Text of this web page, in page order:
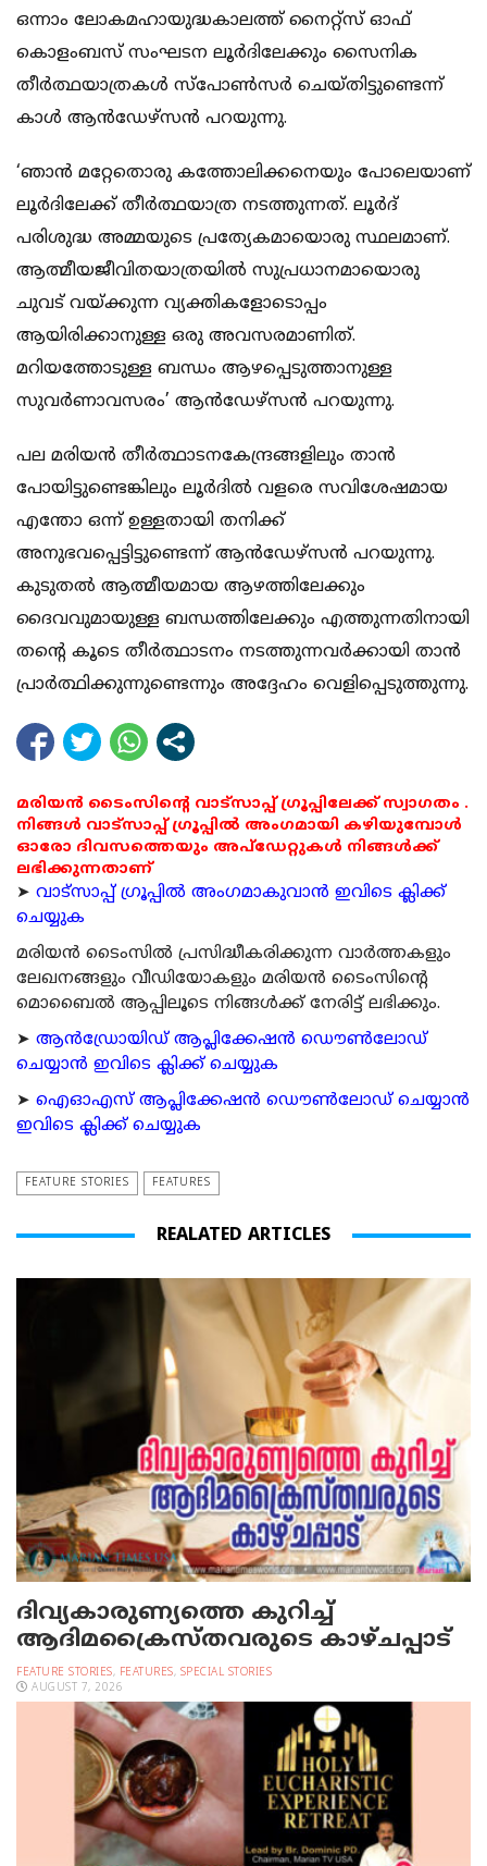
ഒന്നാം ലോകമഹായുദ്ധകാലത്ത് നൈറ്റ്‌സ് ഓഫ്
കൊളംബസ് സംഘടന ലൂര്‍ദിലേക്കും സൈനിക
തീര്‍ത്ഥയാത്രകള്‍ സ്‌പോണ്‍സര്‍ ചെയ്തിട്ടുണ്ടെന്ന്
കാള്‍ ആന്‍ഡേഴ്‌സന്‍ പറയുന്നു.
‘ഞാന്‍ മറ്റേതൊരു കത്തോലിക്കനെയും പോലെയാണ്
ലൂര്‍ദിലേക്ക് തീര്‍ത്ഥയാത്ര നടത്തുന്നത്. ലൂര്‍ദ്
പരിശുദ്ധ അമ്മയുടെ പ്രത്യേകമായൊരു സ്ഥലമാണ്.
ആത്മീയജീവിതയാത്രയില്‍ സുപ്രധാനമായൊരു
ചുവട് വയ്ക്കുന്ന വ്യക്തികളോടൊപ്പം
ആയിരിക്കാനുള്ള ഒരു അവസരമാണിത്.
മറിയത്തോടുള്ള ബന്ധം ആഴപ്പെടുത്താനുള്ള
സുവര്‍ണാവസരം’ ആന്‍ഡേഴ്‌സന്‍ പറയുന്നു.
പല മരിയന്‍ തീര്‍ത്ഥാടനകേന്ദ്രങ്ങളിലും താന്‍
പോയിട്ടുണ്ടെങ്കിലും ലൂര്‍ദില്‍ വളരെ സവിശേഷമായ
എന്തോ ഒന്ന് ഉള്ളതായി തനിക്ക്
അനുഭവപ്പെട്ടിട്ടുണ്ടെന്ന് ആന്‍ഡേഴ്‌സന്‍ പറയുന്നു.
കുടുതല്‍ ആത്മീയമായ ആഴത്തിലേക്കും
ദൈവവുമായുള്ള ബന്ധത്തിലേക്കും എത്തുന്നതിനായി
തന്റെ കൂടെ തീര്‍ത്ഥാടനം നടത്തുന്നവര്‍ക്കായി താന്‍
പ്രാര്‍ത്ഥിക്കുന്നുണ്ടെന്നും അദ്ദേഹം വെളിപ്പെടുത്തുന്നു.
മരിയൻ ടൈംസിന്റെ വാട്സാപ്പ് ഗ്രൂപ്പിലേക്ക് സ്വാഗതം .
നിങ്ങൾ വാട്സാപ്പ് ഗ്രൂപ്പിൽ അംഗമായി കഴിയുമ്പോൾ
ഓരോ ദിവസത്തെയും അപ്ഡേറ്റുകൾ നിങ്ങൾക്ക്
ലഭിക്കുന്നതാണ്
➤ വാട്സാപ്പ് ഗ്രൂപ്പിൽ അംഗമാകുവാൻ ഇവിടെ ക്ലിക്ക്
ചെയ്യുക
മരിയന്‍ ടൈംസില്‍ പ്രസിദ്ധീകരിക്കുന്ന വാര്‍ത്തകളും
ലേഖനങ്ങളും വീഡിയോകളും മരിയന്‍ ടൈംസിന്റെ
മൊബൈല്‍ ആപ്പിലൂടെ നിങ്ങള്‍ക്ക് നേരിട്ട് ലഭിക്കും.
➤ ആന്‍ഡ്രോയിഡ് ആപ്ലിക്കേഷന്‍ ഡൌണ്‍ലോഡ്
ചെയ്യാന്‍ ഇവിടെ ക്ലിക്ക് ചെയ്യുക
➤ ഐഓഎസ് ആപ്ലിക്കേഷന്‍ ഡൌണ്‍ലോഡ് ചെയ്യാന്‍
ഇവിടെ ക്ലിക്ക് ചെയ്യുക
FEATURE STORIES FEATURES
REALATED ARTICLES
ദിവ്യകാരുണ്യത്തെ കുറിച്ച്
ആദിമക്രൈസ്തവരുടെ കാഴ്ചപ്പാട്
FEATURE STORIES, FEATURES, SPECIAL STORIES
AUGUST 7, 2026